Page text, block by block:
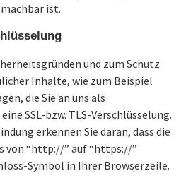
ist.
und zum Schutz
Inhalte, wie zum Beispiel
die Sie an uns als
SSL-bzw. TLS-Verschlüsselung.
erkennen Sie daran, dass die
von “http://” auf “https://”
Symbol in Ihrer Browserzeile.